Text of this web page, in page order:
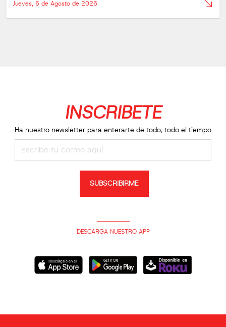
Jueves, 6 de Agosto de 2026
INSCRIBETE
Ha nuestro newsletter para enterarte de todo, todo el tiempo
SUBSCRIBIRME
DESCARGA NUESTRO APP